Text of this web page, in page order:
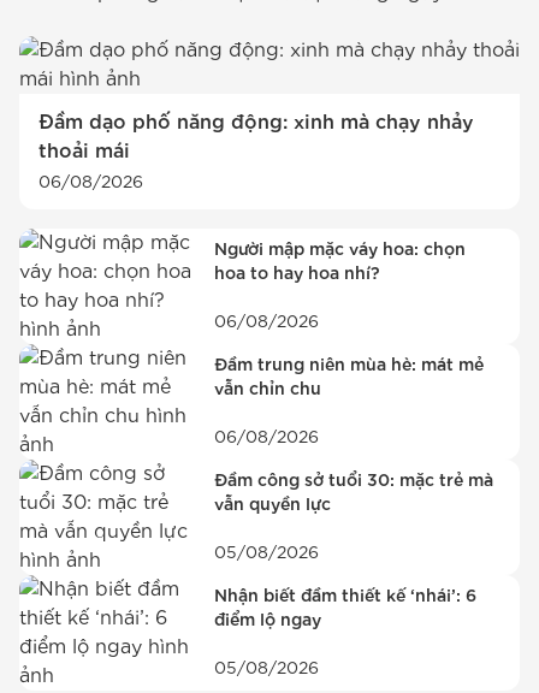
Đầm dạo phố năng động: xinh mà chạy nhảy
thoải mái
06/08/2026
Người mập mặc váy hoa: chọn
hoa to hay hoa nhí?
06/08/2026
Đầm trung niên mùa hè: mát mẻ
vẫn chỉn chu
06/08/2026
Đầm công sở tuổi 30: mặc trẻ mà
vẫn quyền lực
05/08/2026
Nhận biết đầm thiết kế ‘nhái’: 6
điểm lộ ngay
05/08/2026